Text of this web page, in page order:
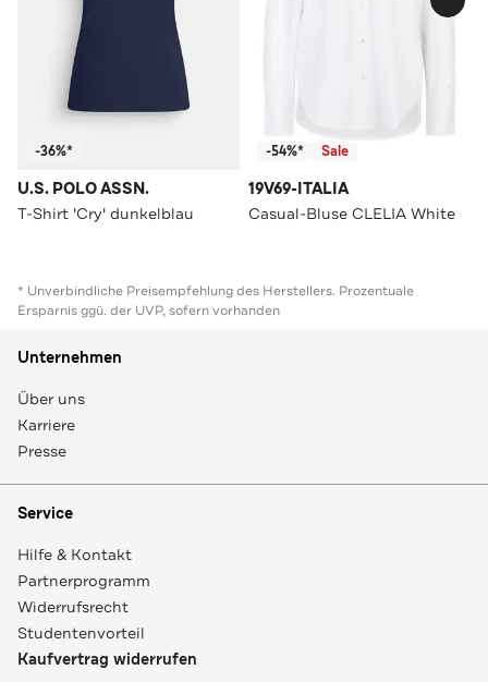
-36%*
U.S. POLO ASSN.
T-Shirt 'Cry' dunkelblau
-54%* Sale
19V69-ITALIA
Casual-Bluse CLELIA White
* Unverbindliche Preisempfehlung des Herstellers. Prozentuale
Ersparnis ggü. der UVP, sofern vorhanden
Unternehmen
Über uns
Karriere
Presse
Service
Hilfe & Kontakt
Partnerprogramm
Widerrufsrecht
Studentenvorteil
Kaufvertrag widerrufen